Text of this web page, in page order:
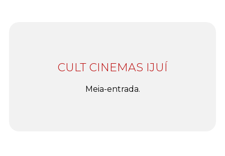
CULT CINEMAS IJUÍ
Meia-entrada.